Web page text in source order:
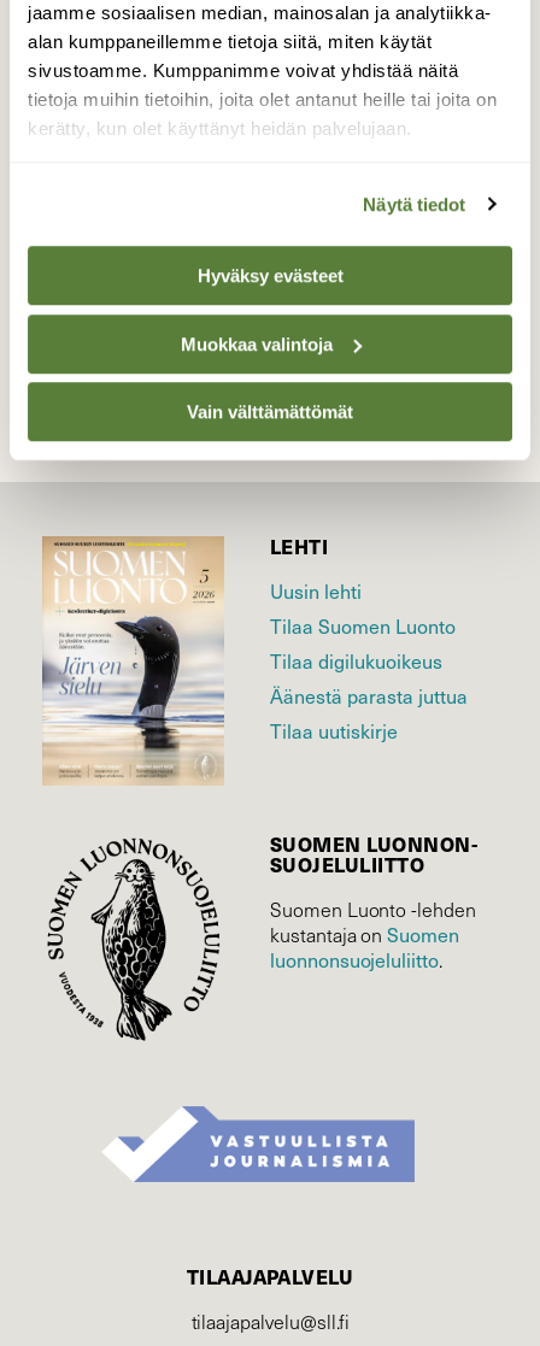
jaamme sosiaalisen median, mainosalan ja analytiikka-
alan kumppaneillemme tietoja siitä, miten käytät
sivustoamme. Kumppanimme voivat yhdistää näitä
tietoja muihin tietoihin, joita olet antanut heille tai joita on
kerätty, kun olet käyttänyt heidän palvelujaan.
Näytä tiedot
Hyväksy evästeet
Muokkaa valintoja
Vain välttämättömät
Kaksin aina kaunihimpi.
Tytönkorentojen aika on nyt. Hellesäässä
lammella niitä oli parveilemassa varmaan
sadoittain.
Valokuvaaja: Martti Valtonen, Huovilanpuisto,
TAKAISIN LISTAAN
LEHTI
Uusin lehti
Tilaa Suomen Luonto
Tilaa digilukuoikeus
Äänestä parasta juttua
Tilaa uutiskirje
SUOMEN LUONNON­
SUOJELU­LIITTO
Suomen Luonto -lehden
kustantaja onSuomen
luonnonsuojelu­liitto.
TILAAJAPALVELU
tilaajapalvelu@sll.fi